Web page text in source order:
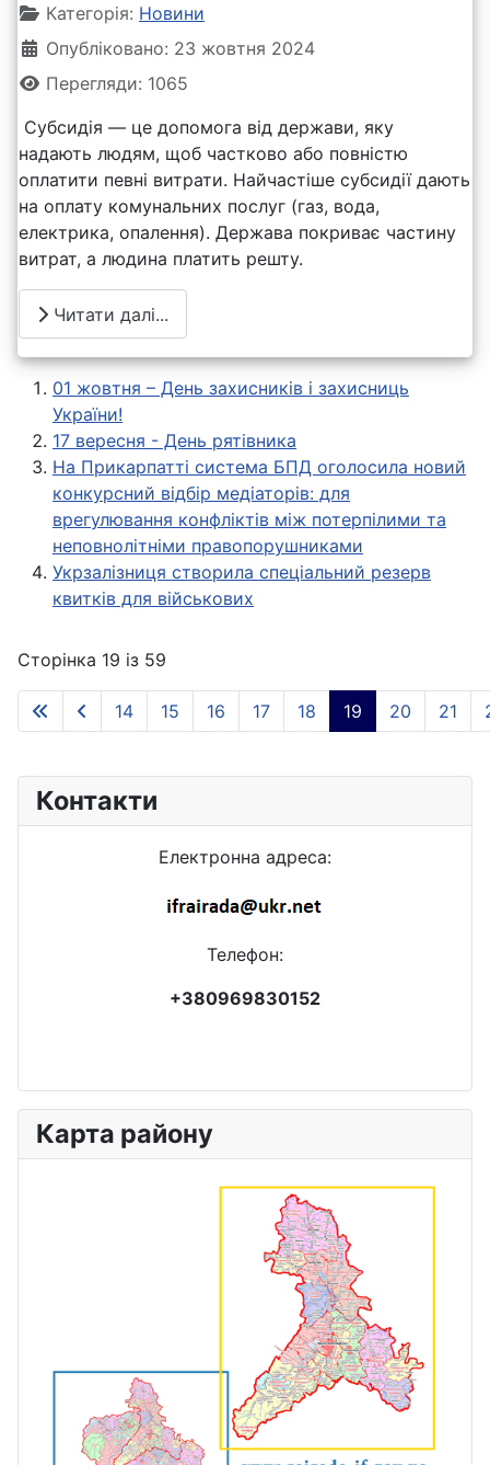
Категорія: Новини
Опубліковано: 23 жовтня 2024
Перегляди: 1065
Субсидія — це допомога від держави, яку
надають людям, щоб частково або повністю
оплатити певні витрати. Найчастіше субсидії дають
на оплату комунальних послуг (газ, вода,
електрика, опалення). Держава покриває частину
витрат, а людина платить решту.
Читати далі...
01 жовтня – День захисників і захисниць
України!
17 вересня - День рятівника
На Прикарпатті система БПД оголосила новий
конкурсний відбір медіаторів: для
врегулювання конфліктів між потерпілими та
неповнолітніми правопорушниками
Укрзалізниця створила спеціальний резерв
квитків для військових
Сторінка 19 із 59
14 15 16 17 18 19 20 21
Контакти
Електронна адреса:
Телефон:
+380969830152
Карта району